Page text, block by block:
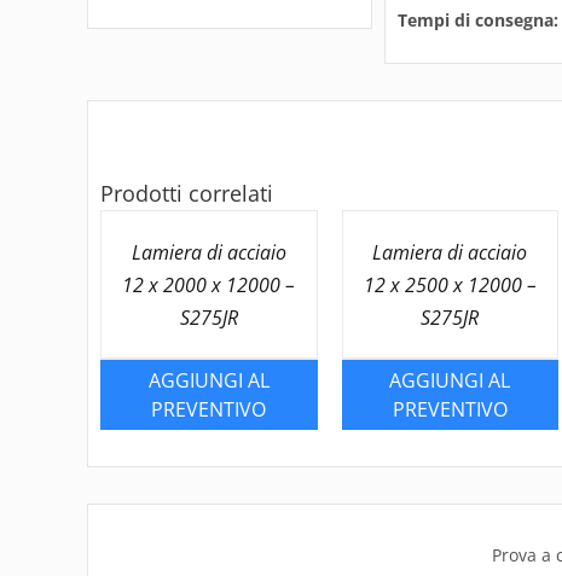
Tempi di consegna:
Prodotti correlati
Lamiera di acciaio
12 x 2000 x 12000 –
S275JR
AGGIUNGI AL
PREVENTIVO
Lamiera di acciaio
12 x 2500 x 12000 –
S275JR
AGGIUNGI AL
PREVENTIVO
Prova a